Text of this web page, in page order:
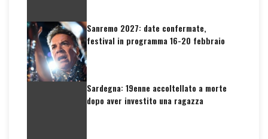
Sanremo 2027: date confermate,
festival in programma 16-20 febbraio
Sardegna: 19enne accoltellato a morte
dopo aver investito una ragazza